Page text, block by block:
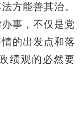
方能善其治。
事，不仅是党
的出发点和落
绩观的必然要